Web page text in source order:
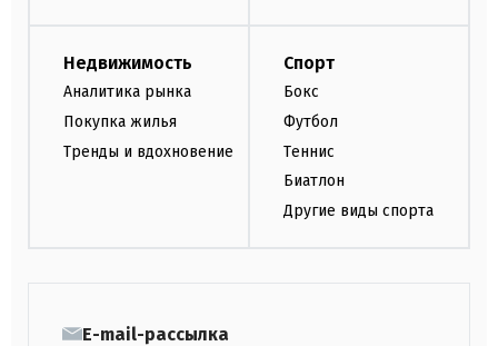
Недвижимость
Аналитика рынка
Покупка жилья
Тренды и вдохновение
Спорт
Бокс
Футбол
Теннис
Биатлон
Другие виды спорта
E-mail-рассылка